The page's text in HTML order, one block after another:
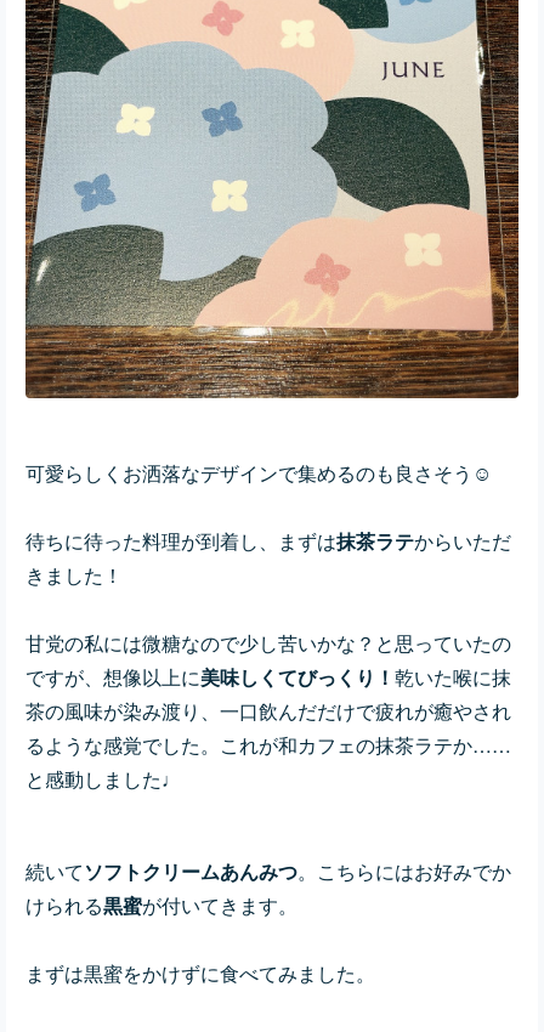
可愛らしくお洒落なデザインで集めるのも良さそう☺️
待ちに待った料理が到着し、 まずは抹茶ラテからいただ
きました！
甘党の私には微糖なので少し苦いかな？と思っていたの
ですが、想像以上に美味しくてびっくり！ 乾いた喉に抹
茶の風味が染み渡り、一口飲んだだけで疲れが癒やされ
るような感覚でした。これが和カフェの抹茶ラテか……
と感動しました♩
続いてソフトクリームあんみつ。こちらにはお好みでか
けられる黒蜜が付いてきます。
まずは黒蜜をかけずに食べてみました。